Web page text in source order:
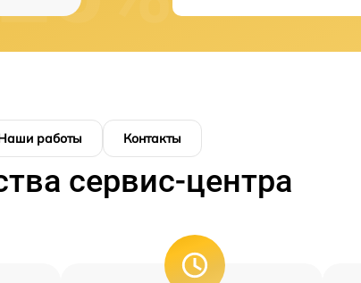
работы Контакты
сервис-центра